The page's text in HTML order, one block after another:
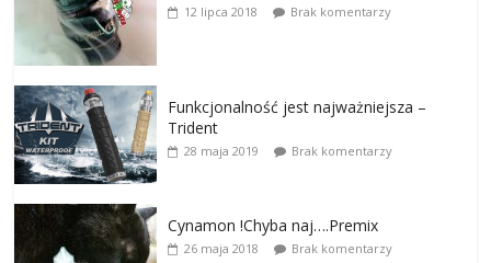
12 lipca 2018 Brak komentarzy
Funkcjonalność jest najważniejsza –
Trident
28 maja 2019 Brak komentarzy
Cynamon !Chyba naj….Premix
26 maja 2018 Brak komentarzy